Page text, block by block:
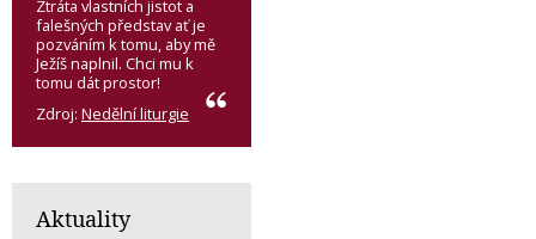
Ztráta vlastních jistot a
falešných představ ať je
pozváním k tomu, aby mě
Ježíš naplnil. Chci mu k
tomu dát prostor!
Zdroj: Nedělní liturgie
Aktuality